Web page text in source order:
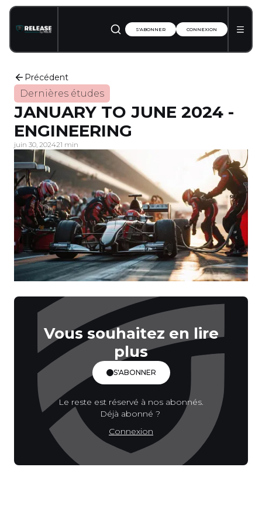
S'ABONNER CONNEXION
Précédent
Dernières études
JANUARY TO JUNE 2024 -
ENGINEERING
juin 30, 202421 min
Vous souhaitez en lire
plus
S'ABONNER
Le reste est réservé à nos abonnés.
Déjà abonné ?
Connexion